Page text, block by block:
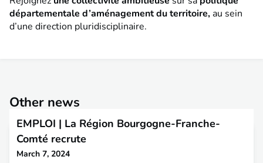
départementale d’aménagement du territoire,au sein
d’une direction pluridisciplinaire.
Other news
EMPLOI | La Région Bourgogne-Franche-
Comté recrute
March 7, 2024